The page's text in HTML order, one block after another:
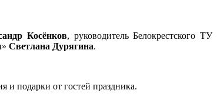
Косёнков, руководитель Белокрестского ТУ
Светлана Дурягина.
и подарки от гостей праздника.